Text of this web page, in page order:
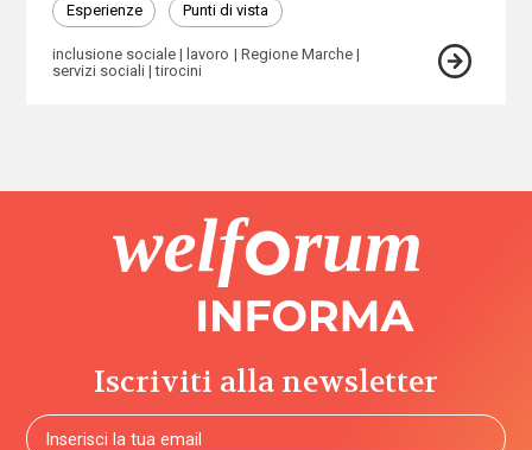
Esperienze Punti di vista
inclusione sociale lavoro
Regione Marche
servizi sociali
tirocini
Iscriviti alla newsletter